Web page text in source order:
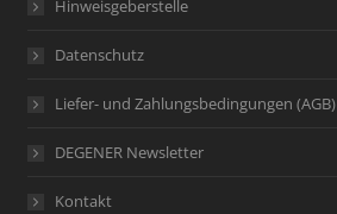
Hinweisgeberstelle
Datenschutz
Liefer- und Zahlungsbedingungen (AGB)
DEGENER Newsletter
Kontakt